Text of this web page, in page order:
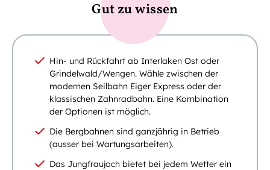
Gut zu wissen
Hin- und Rückfahrt ab Interlaken Ost oder
Grindelwald/Wengen. Wähle zwischen der
modernen Seilbahn Eiger Express oder der
klassischen Zahnradbahn. Eine Kombination
der Optionen ist möglich.
Die Bergbahnen sind ganzjährig in Betrieb
(ausser bei Wartungsarbeiten).
Das Jungfraujoch bietet bei jedem Wetter ein